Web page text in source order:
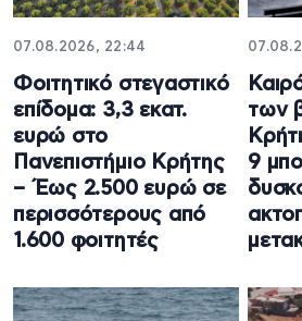
07.08.2026, 22:44
Φοιτητικό στεγαστικό
επίδομα: 3,3 εκατ.
ευρώ στο
Πανεπιστήμιο Κρήτης
– Έως 2.500 ευρώ σε
περισσότερους από
1.600 φοιτητές
των
9